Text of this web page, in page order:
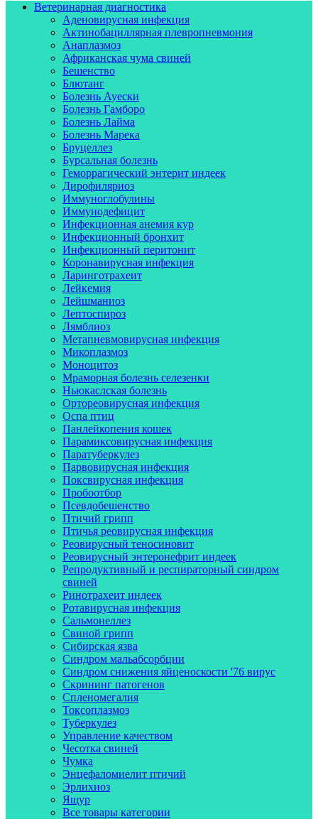
Ветеринарная диагностика
Аденовирусная инфекция
Актинобациллярная плевропневмония
Анаплазмоз
Африканская чума свиней
Бешенство
Блютанг
Болезнь Ауески
Болезнь Гамборо
Болезнь Лайма
Болезнь Марека
Бруцеллез
Бурсальная болезнь
Геморрагический энтерит индеек
Дирофиляриоз
Иммуноглобулины
Иммунодефицит
Инфекционная анемия кур
Инфекционный бронхит
Инфекционный перитонит
Коронавирусная инфекция
Ларинготрахеит
Лейкемия
Лейшманиоз
Лептоспироз
Лямблиоз
Метапневмовирусная инфекция
Микоплазмоз
Моноцитоз
Мраморная болезнь селезенки
Ньюкаслская болезнь
Ортореовирусная инфекция
Оспа птиц
Панлейкопения кошек
Парамиксовирусная инфекция
Паратуберкулез
Парвовирусная инфекция
Поксвирусная инфекция
Пробоотбор
Псевдобешенство
Птичий грипп
Птичья реовирусная инфекция
Реовирусный теносиновит
Реовирусный энтеронефрит индеек
Репродуктивный и респираторный синдром
свиней
Ринотрахеит индеек
Ротавирусная инфекция
Сальмонеллез
Свиной грипп
Сибирская язва
Синдром мальабсорбции
Синдром снижения яйценоскости '76 вирус
Скрининг патогенов
Спленомегалия
Токсоплазмоз
Туберкулез
Управление качеством
Чесотка свиней
Чумка
Энцефаломиелит птичий
Эрлихиоз
Ящур
Все товары категории